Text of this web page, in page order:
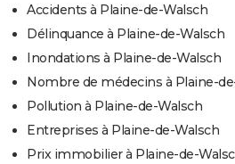
Accidents à Plaine-de-Walsch
Délinquance à Plaine-de-Walsch
Inondations à Plaine-de-Walsch
Nombre de médecins à Plaine-
Pollution à Plaine-de-Walsch
Entreprises à Plaine-de-Walsch
Prix immobilier à Plaine-de-